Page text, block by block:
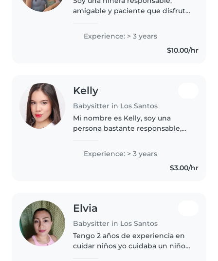
amigable y paciente que disfruta
años de experiencia trabajando
con bebés, niños pequeños y
preescolares. Aunque no tengo..
Experience: > 3 years
$10.00/hr
Kelly
Babysitter in Los Santos
Mi nombre es Kelly, soy una
persona bastante responsable,
Me gusta tener una buena
comunicación con la familia, y
tener una buena relación con los
Experience: > 3 years
$3.00/hr
Elvia
Babysitter in Los Santos
Tengo 2 años de experiencia en
cuidar niños yo cuidaba un niño